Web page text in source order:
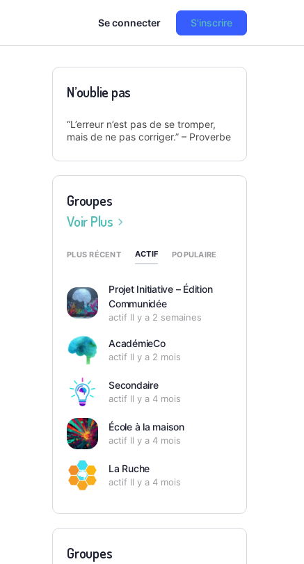
Se connecter S'inscrire
N’oublie pas
“L’erreur n’est pas de se tromper,
mais de ne pas corriger.” – Proverbe
Groupes
Voir Plus
PLUS RÉCENT ACTIF POPULAIRE
Projet Initiative – Édition
Communidée
actif Il y a 2 semaines
AcadémieCo
actif Il y a 2 mois
Secondaire
actif Il y a 4 mois
École à la maison
actif Il y a 4 mois
La Ruche
actif Il y a 4 mois
Groupes